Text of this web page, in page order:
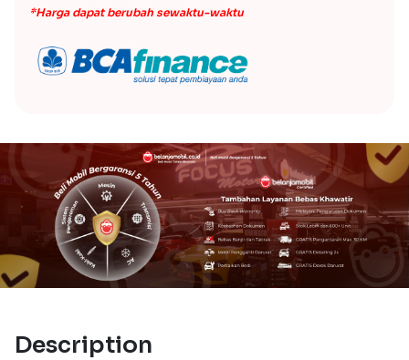
*Harga dapat berubah sewaktu-waktu
Description